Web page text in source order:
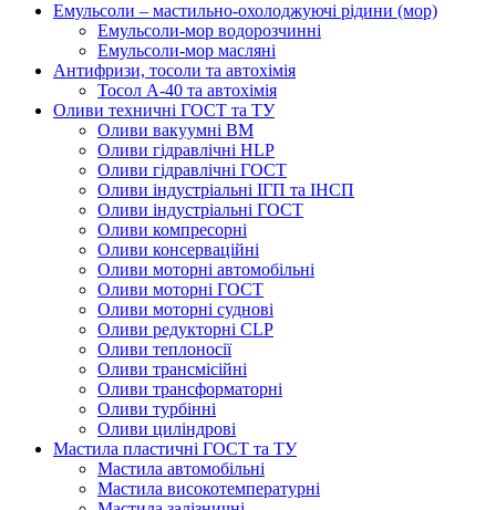
Емульсоли – мастильно-охолоджуючі рідини (мор)
Емульсоли-мор водорозчинні
Емульсоли-мор масляні
Антифризи, тосоли та автохімія
Тосол А-40 та автохімія
Оливи техничні ГОСТ та ТУ
Оливи вакуумні ВМ
Оливи гідравлічні HLP
Оливи гідравлічні ГОСТ
Оливи індустріальні ІГП та ІНСП
Оливи індустріальні ГОСТ
Оливи компресорні
Оливи консерваційні
Оливи моторні автомобільні
Оливи моторні ГОСТ
Оливи моторні суднові
Оливи редукторні CLP
Оливи теплоносії
Оливи трансмісійні
Оливи трансформаторні
Оливи турбінні
Оливи циліндрові
Мастила пластичні ГОСТ та ТУ
Мастила автомобільні
Мастила високотемпературні